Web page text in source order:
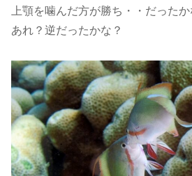
上顎を噛んだ方が勝ち・・だったか
あれ？逆だったかな？